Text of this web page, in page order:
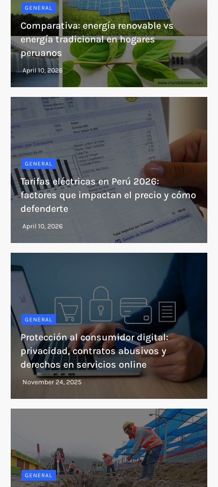
GENERAL
Comparativa: energía renovable vs
energía tradicional en hogares
peruanos
GENERAL
Tarifas eléctricas en Perú 2026:
factores que impactan el precio y cómo
defenderte
GENERAL
Protección al consumidor digital:
privacidad, contratos abusivos y
derechos en servicios online
GENERAL